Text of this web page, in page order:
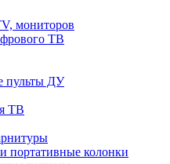
мониторов
ТВ
пульты ДУ
ТВ
портативные колонки